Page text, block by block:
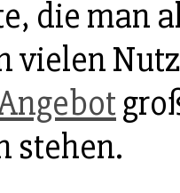
die man
vielen
stehen.